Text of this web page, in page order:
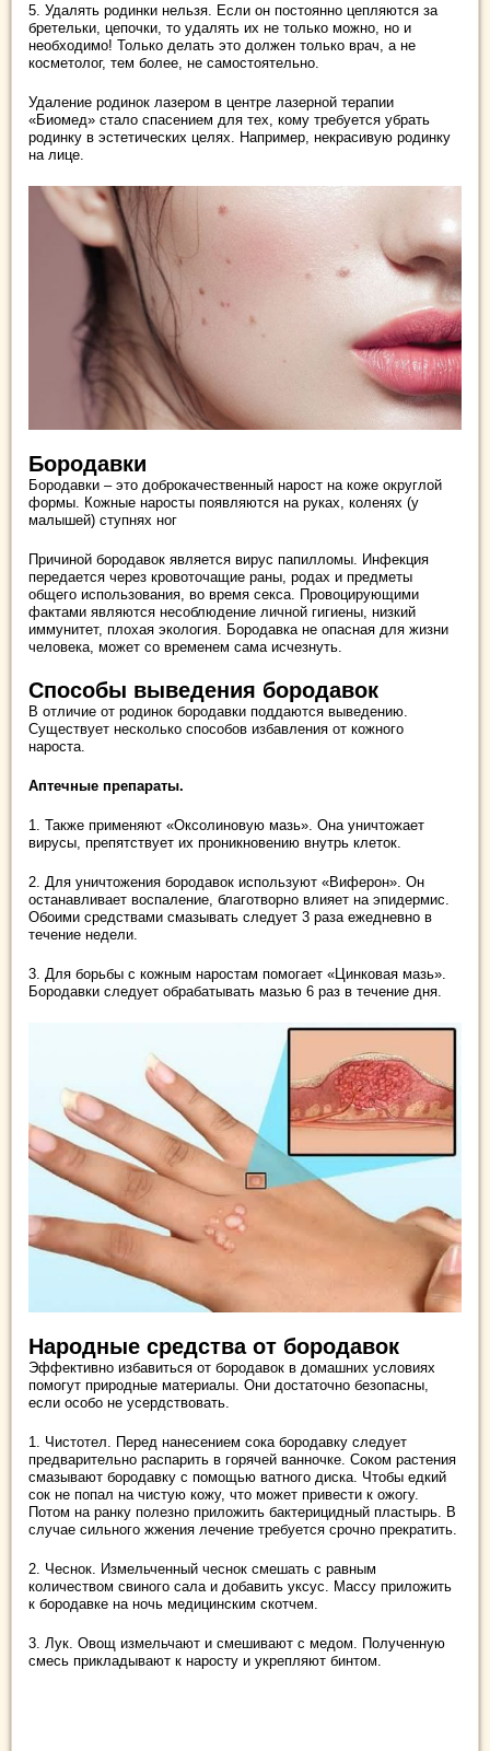
5. Удалять родинки нельзя. Если он постоянно цепляются за
бретельки, цепочки, то удалять их не только можно, но и
необходимо! Только делать это должен только врач, а не
косметолог, тем более, не самостоятельно.
Удаление родинок лазером в центре лазерной терапии
«Биомед» стало спасением для тех, кому требуется убрать
родинку в эстетических целях. Например, некрасивую родинку
на лице.
Бородавки
Бородавки – это доброкачественный нарост на коже округлой
формы. Кожные наросты появляются на руках, коленях (у
малышей) ступнях ног
Причиной бородавок является вирус папилломы. Инфекция
передается через кровоточащие раны, родах и предметы
общего использования, во время секса. Провоцирующими
фактами являются несоблюдение личной гигиены, низкий
иммунитет, плохая экология. Бородавка не опасная для жизни
человека, может со временем сама исчезнуть.
Способы выведения бородавок
В отличие от родинок бородавки поддаются выведению.
Существует несколько способов избавления от кожного
нароста.
Аптечные препараты.
1. Также применяют «Оксолиновую мазь». Она уничтожает
вирусы, препятствует их проникновению внутрь клеток.
2. Для уничтожения бородавок используют «Виферон». Он
останавливает воспаление, благотворно влияет на эпидермис.
Обоими средствами смазывать следует 3 раза ежедневно в
течение недели.
3. Для борьбы с кожным наростам помогает «Цинковая мазь».
Бородавки следует обрабатывать мазью 6 раз в течение дня.
Народные средства от бородавок
Эффективно избавиться от бородавок в домашних условиях
помогут природные материалы. Они достаточно безопасны,
если особо не усердствовать.
1. Чистотел. Перед нанесением сока бородавку следует
предварительно распарить в горячей ванночке. Соком растения
смазывают бородавку с помощью ватного диска. Чтобы едкий
сок не попал на чистую кожу, что может привести к ожогу.
Потом на ранку полезно приложить бактерицидный пластырь. В
случае сильного жжения лечение требуется срочно прекратить.
2. Чеснок. Измельченный чеснок смешать с равным
количеством свиного сала и добавить уксус. Массу приложить
к бородавке на ночь медицинским скотчем.
3. Лук. Овощ измельчают и смешивают с медом. Полученную
смесь прикладывают к наросту и укрепляют бинтом.